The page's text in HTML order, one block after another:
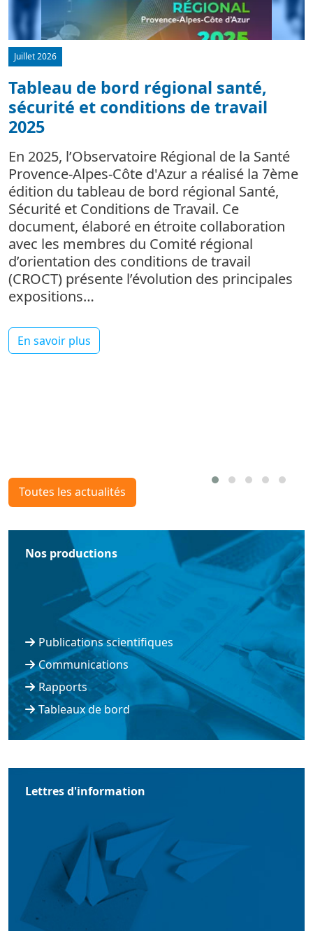
Juillet 2026
Tableau de bord régional santé,
sécurité et conditions de travail
2025
En 2025, l’Observatoire Régional de la Santé
Provence-Alpes-Côte d'Azur a réalisé la 7ème
édition du tableau de bord régional Santé,
Sécurité et Conditions de Travail. Ce
document, élaboré en étroite collaboration
avec les membres du Comité régional
d’orientation des conditions de travail
(CROCT) présente l’évolution des principales
expositions…
En savoir plus
Toutes les actualités
Nos productions
Publications scientifiques
Communications
Rapports
Tableaux de bord
Lettres d'information